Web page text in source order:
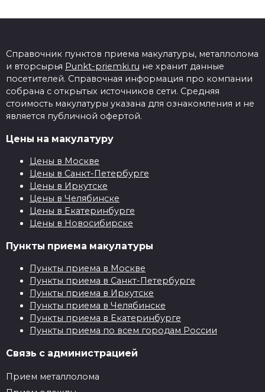
Справочник пунктов приема макулатуры, металлолома
и вторсырья Punkt-priemki.ru не хранит данные
посетителей. Справочная информация про компании
собрана с открытых источников сети. Средняя
стоимость макулатуры указана для ознакомления и не
является публичной офертой.
Цены на макулатуру
Цены в Москве
Цены в Санкт-Петербурге
Цены в Иркутске
Цены в Челябинске
Цены в Екатеринбурге
Цены в Новосибирске
Пункты приема макулатуры
Пункты приема в Москве
Пункты приема в Санкт-Петербурге
Пункты приема в Иркутске
Пункты приема в Челябинске
Пункты приема в Екатеринбурге
Пункты приема по всем городам России
Связь с администрацией
Прием металлолома